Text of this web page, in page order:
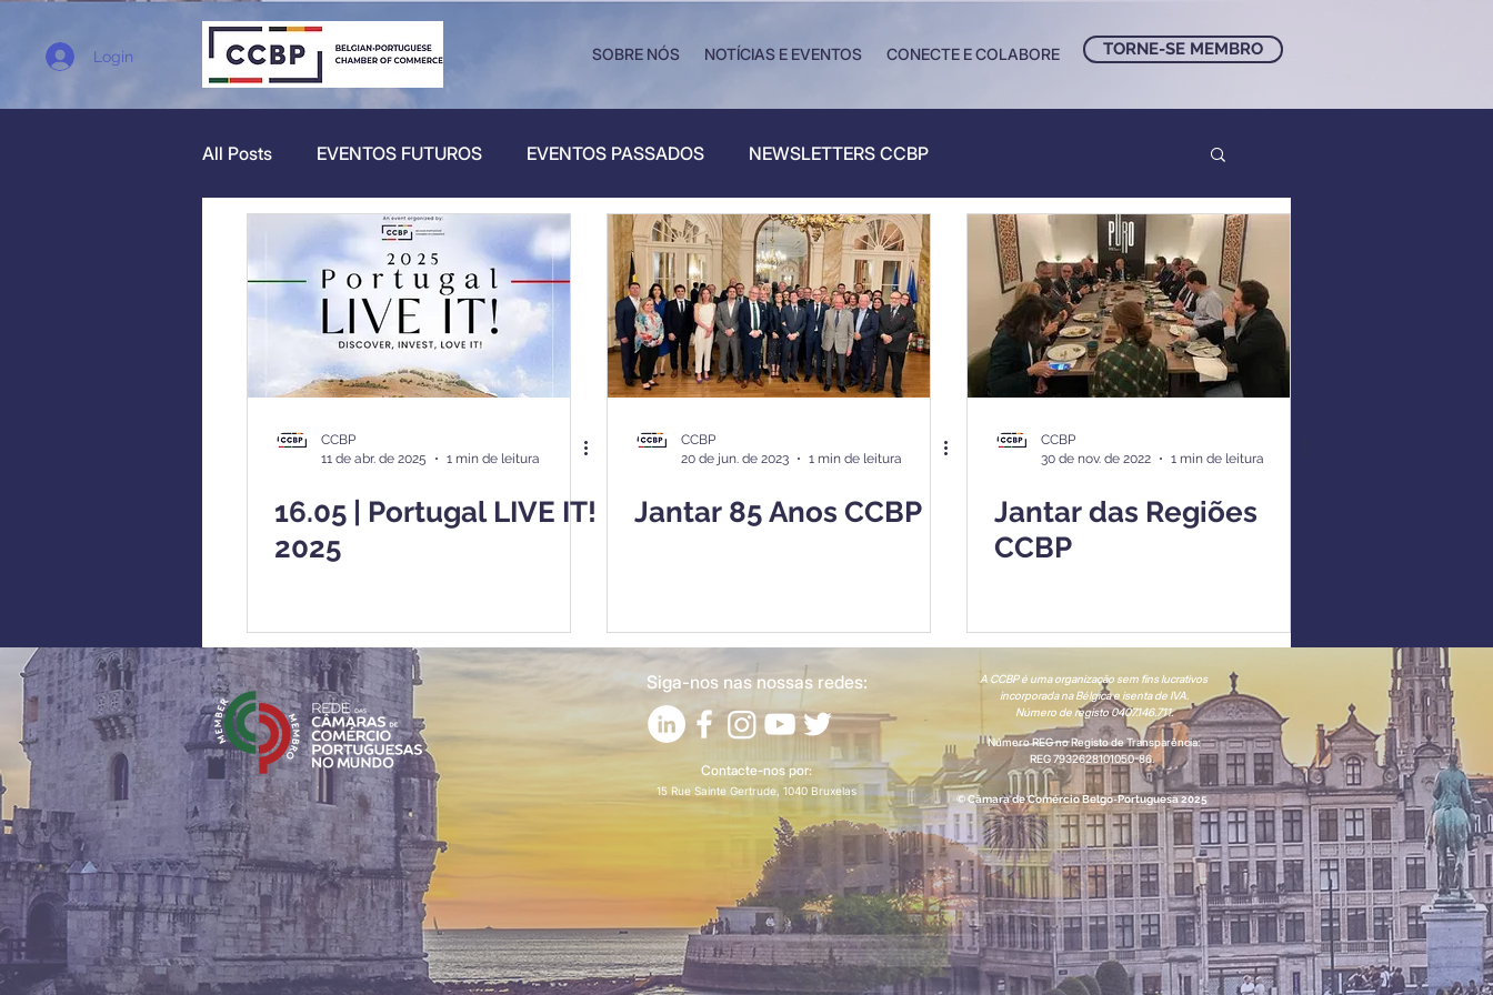
Login SOBRE NÓS NOTÍCIAS E EVENTOS CONECTE E COLABORE TORNE-SE MEMBRO
All Posts EVENTOS FUTUROS EVENTOS PASSADOS NEWSLETTERS CCBP
CONHEÇA OS MEMBROS CCBP
CCBP
11 de abr. de 2025
1 min de leitura
16.05 | Portugal LIVE IT!
2025
CCBP
20 de jun. de 2023
1 min de leitura
Jantar 85 Anos CCBP
CCBP
30 de nov. de 2022
1 min de leitura
Jantar das Regiões
CCBP
Siga-nos nas nossas redes:
Contacte-nos por:
15 Rue Sainte Gertrude, 1040 Bruxelas
A CCBP é uma organização sem fins lucrativos
incorporada na Bélgica e isenta de IVA.
Número de registo 0407.146.711.
Número REG no Registo de Transparência:
REG 7932628101050-86.
© Câmara de Comércio Belgo-Portuguesa 2025